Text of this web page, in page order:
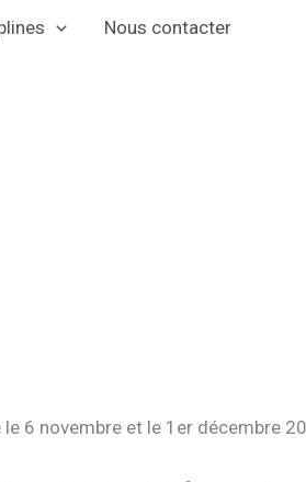
Nous contacter
6 novembre et le 1er décembre